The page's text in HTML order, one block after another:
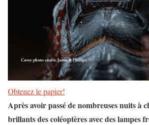
Obtenez le papier!
Après avoir passé de nombreuses nuits à
brillants des coléoptères avec des lampes